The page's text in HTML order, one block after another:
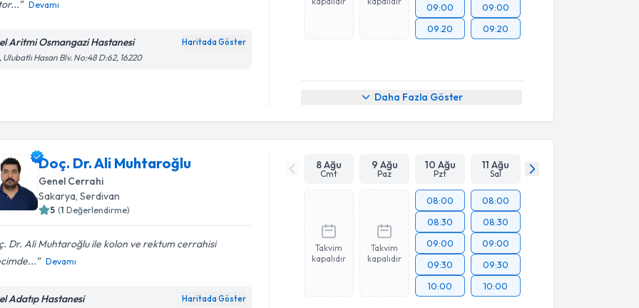
Devamı
Aritmi Osmangazi Hastanesi Haritada Göster
Ulubatlı Hasan Blv. No:48 D:62, 16220
09:00
09:20
09:00
09:20
Daha Fazla Göster
Doç. Dr. Ali Muhtaroğlu
Genel Cerrahi
Sakarya,Serdivan
5 (1 Değerlendirme)
Dr. Ali Muhtaroğlu ile kolon ve rektum cerrahisi
Devamı
Adatıp Hastanesi Haritada Göster
8 Ağu
Cmt
9 Ağu
Paz
10 Ağu
Pzt
11 Ağu
Sal
Takvim
kapalıdır
Takvim
kapalıdır
08:00
08:30
09:00
09:30
10:00
08:00
08:30
09:00
09:30
10:00